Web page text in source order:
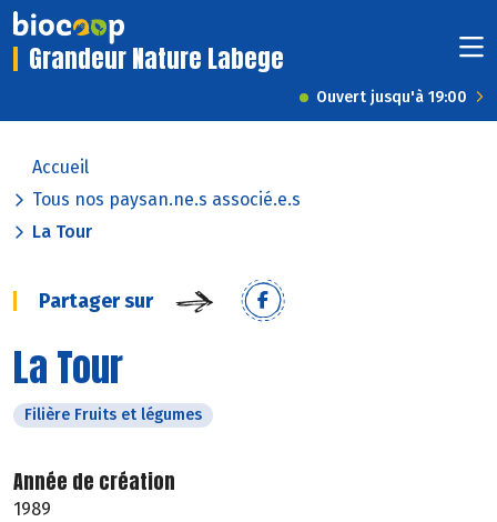
Grandeur Nature Labege
Ouvert jusqu'à 19:00
Accueil
Tous nos paysan.ne.s associé.e.s
La Tour
Partager sur
La Tour
Filière Fruits et légumes
Année de création
1989